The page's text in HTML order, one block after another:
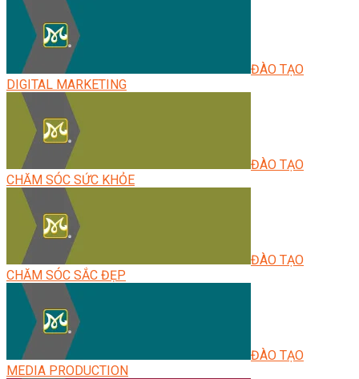
ĐÀO TẠO
DIGITAL MARKETING
ĐÀO TẠO
CHĂM SÓC SỨC KHỎE
ĐÀO TẠO
CHĂM SÓC SẮC ĐẸP
ĐÀO TẠO
MEDIA PRODUCTION